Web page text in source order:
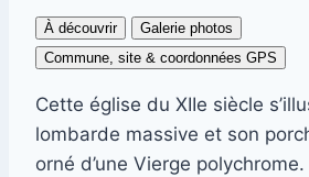
À découvrir
Galerie photos
Commune, site & coordonnées GPS
Cette église du XIIe siècle
lombarde massive et son
orné d’une Vierge